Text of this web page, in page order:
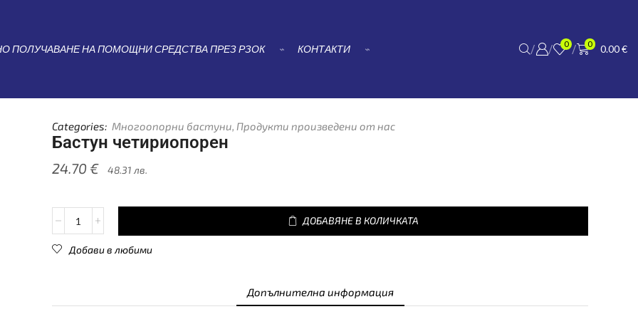
ПОЛУЧАВАНЕ НА ПОМОЩНИ СРЕДСТВА ПРЕЗ РЗОК ⌁ КОНТАКТИ ⌁ / / 0 / 0 0.00€
БАСТУН ЧЕТИРИОПОРЕН
Categories: Многоопорни бастуни, Продукти произведени от нас
Бастун четириопорен
24.70 € 48.31лв.
ДОБАВЯНЕ В КОЛИЧКАТА
Добави в любими
Допълнителна информация